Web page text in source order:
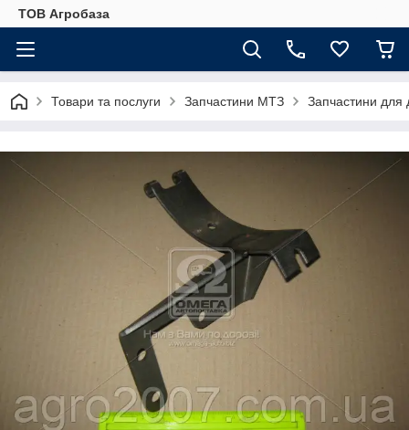
ТОВ Агробаза
Товари та послуги Запчастини МТЗ Запчастини для